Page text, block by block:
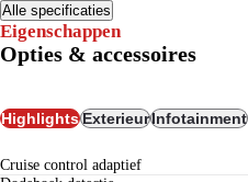
Alle specificaties
Eigenschappen
Opties & accessoires
HighlightsExterieurInfotainment
cruise control adaptief